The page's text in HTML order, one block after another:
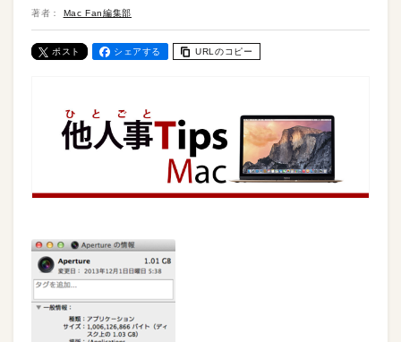
著者： Mac Fan編集部
ポスト シェアする URLのコピー